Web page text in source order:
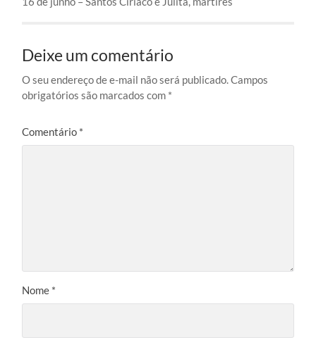
Deixe um comentário
O seu endereço de e-mail não será publicado.Campos
obrigatórios são marcados com *
Comentário *
Nome *